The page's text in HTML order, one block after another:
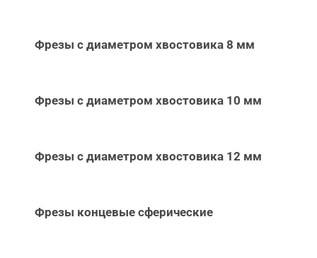
Фрезы с диаметром хвостовика 8 мм
Фрезы с диаметром хвостовика 10 мм
Фрезы с диаметром хвостовика 12 мм
Фрезы концевые сферические